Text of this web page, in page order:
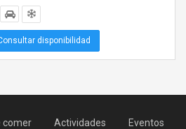
disponibilidad
comer Actividades Eventos